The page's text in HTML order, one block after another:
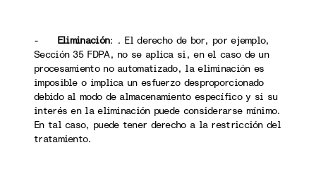
- Eliminación: . El derecho de bor, por ejemplo,
Sección 35 FDPA, no se aplica si, en el caso de un
procesamiento no automatizado, la eliminación es
imposible o implica un esfuerzo desproporcionado
debido al modo de almacenamiento específico y si su
interés en la eliminación puede considerarse mínimo.
En tal caso, puede tener derecho a la restricción del
tratamiento.